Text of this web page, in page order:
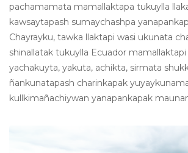
pachamamata mamallaktapa tukuylla
kawsaytapash sumaychashpa
Chayrayku, tawka llaktapi wasi ukunata
shinallatak tukuylla Ecuador mamallaktapi
yachakuyta, yakuta, achikta, sirmata
ñankunatapash charinkapak
kullkimañachiywan yanapankapak